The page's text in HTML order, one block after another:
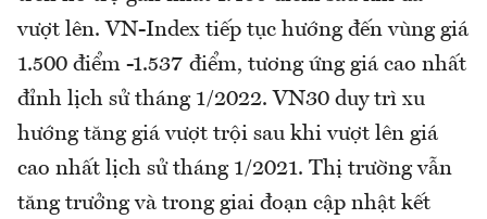
vượt lên. VN-Index tiếp tục hướng đến vùng giá
1.500 điểm -1.537 điểm, tương ứng giá cao nhất
đỉnh lịch sử tháng 1/2022. VN30 duy trì xu
hướng tăng giá vượt trội sau khi vượt lên giá
cao nhất lịch sử tháng 1/2021. Thị trường vẫn
tăng trưởng và trong giai đoạn cập nhật kết